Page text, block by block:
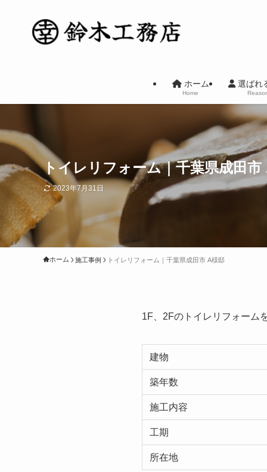
ホーム
Home
選ばれ
トイレリフォーム｜千葉県成田市
2023年7月31日
ホーム 施工事例 トイレリフォーム｜千葉県成田市 A様邸
1F、2Fのトイレリフォーム
建物
築年数
施工内容
工期
所在地